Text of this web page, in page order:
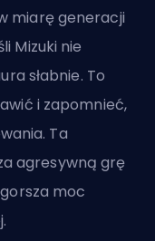
miarę generacji
Mizuki nie
słabnie. To
i zapomnieć,
Ta
agresywną grę
moc